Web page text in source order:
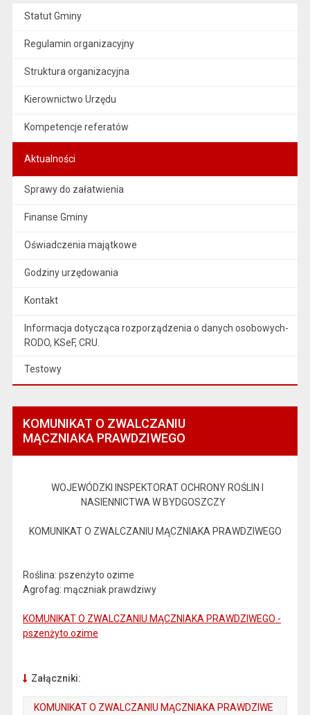
Statut Gminy
Regulamin organizacyjny
Struktura organizacyjna
Kierownictwo Urzędu
Kompetencje referatów
Aktualności
Sprawy do załatwienia
Finanse Gminy
Oświadczenia majątkowe
Godziny urzędowania
Kontakt
Informacja dotycząca rozporządzenia o danych osobowych-
RODO, KSeF, CRU.
Testowy
KOMUNIKAT O ZWALCZANIU
MĄCZNIAKA PRAWDZIWEGO
WOJEWÓDZKI INSPEKTORAT OCHRONY ROŚLIN I
NASIENNICTWA W BYDGOSZCZY
KOMUNIKAT O ZWALCZANIU MĄCZNIAKA PRAWDZIWEGO
Roślina: pszenżyto ozime
Agrofag: mączniak prawdziwy
KOMUNIKAT O ZWALCZANIU MĄCZNIAKA PRAWDZIWEGO -
pszenżyto ozime
Załączniki:
KOMUNIKAT O ZWALCZANIU MĄCZNIAKA PRAWDZIWE